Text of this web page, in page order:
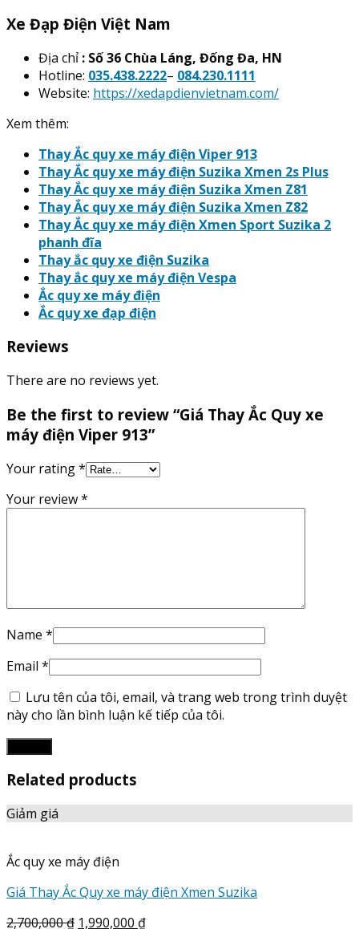
Xe Đạp Điện Việt Nam
Địa chỉ : Số 36 Chùa Láng, Đống Đa, HN
Hotline: 035.438.2222– 084.230.1111
Website: https://xedapdienvietnam.com/
Xem thêm:
Thay Ắc quy xe máy điện Viper 913
Thay Ắc quy xe máy điện Suzika Xmen 2s Plus
Thay Ắc quy xe máy điện Suzika Xmen Z81
Thay Ắc quy xe máy điện Suzika Xmen Z82
Thay Ắc quy xe máy điện Xmen Sport Suzika 2
phanh đĩa
Thay ắc quy xe điện Suzika
Thay ắc quy xe máy điện Vespa
Ắc quy xe máy điện
Ắc quy xe đạp điện
Reviews
There are no reviews yet.
Be the first to review “Giá Thay Ắc Quy xe
máy điện Viper 913”
Your rating*
Your review*
Name *
Email *
Lưu tên của tôi, email, và trang web trong trình duyệt
này cho lần bình luận kế tiếp của tôi.
Related products
Giảm giá
Ắc quy xe máy điện
Giá Thay Ắc Quy xe máy điện Xmen Suzika
2,700,000₫ 1,990,000 ₫